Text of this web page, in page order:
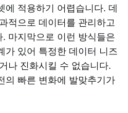
에 적용하기 어렵습니다. 데
적으로 데이터를 관리하고
마지막으로 이런 방식들은
가 있어 특정한 데이터 니즈
나 진화시킬 수 없습니다.
의 빠른 변화에 발맞추기가